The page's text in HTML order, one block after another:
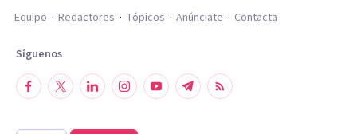
Equipo
Redactores Tópicos Anúnciate Contacta
Síguenos